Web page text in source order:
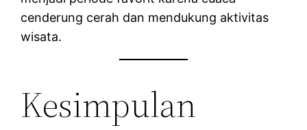
cenderung cerah dan mendukung aktivitas
wisata.
Kesimpulan